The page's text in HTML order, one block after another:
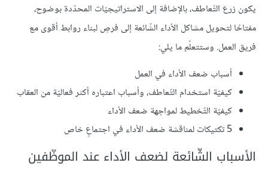
يكون زرع التّعاطف، بالإضافة إلى الاستراتيجيّات المحدّدة بوضوح،
مفتاحًا لتحويل مشاكل الأداء الشّائعة إلى فرصٍ لبناء روابط أقوى مع
فريق العمل. وستتعلّم ما يلي:
أسباب ضعف الأداء في العمل
كيفيّة استخدام التّعاطف، وأسباب اعتباره أكثر فعاليّة من العقاب
كيفيّة التّخطيط لمواجهة ضعف الأداء
5 تكتيكات لمناقشة ضعف الأداء في اجتماعٍ خاص
الأسباب الشّائعة لضعف الأداء عند الموظّفين